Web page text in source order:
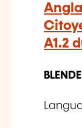
A1.2